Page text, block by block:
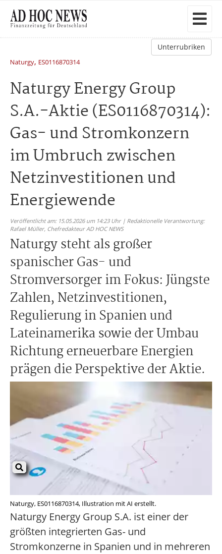
Unterrubriken
Naturgy, ES0116870314
Naturgy Energy Group
S.A.-Aktie (ES0116870314):
Gas- und Stromkonzern
im Umbruch zwischen
Netzinvestitionen und
Energiewende
Veröffentlicht am: 15.05.2026 um 14:23 Uhr | Redaktionelle Verantwortung:
Rafael Müller, Chefredakteur AD HOC NEWS
Naturgy steht als großer
spanischer Gas- und
Stromversorger im Fokus: Jüngste
Zahlen, Netzinvestitionen,
Regulierung in Spanien und
Lateinamerika sowie der Umbau
Richtung erneuerbare Energien
prägen die Perspektive der Aktie.
Naturgy, ES0116870314, Illustration mit AI erstellt.
Naturgy Energy Group S.A. ist einer der
größten integrierten Gas- und
Stromkonzerne in Spanien und in mehreren